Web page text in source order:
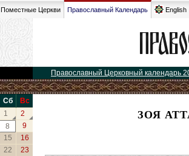
Поместные Церкви Православный Календарь English
Православный Церковный календарь
Сб
Вс
1
2
8
9
15
16
22
23
ЗОЯ